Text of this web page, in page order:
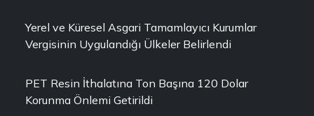
Yerel ve Küresel Asgari Tamamlayıcı Kurumlar
Vergisinin Uygulandığı Ülkeler Belirlendi
PET Resin İthalatına Ton Başına 120 Dolar
Korunma Önlemi Getirildi